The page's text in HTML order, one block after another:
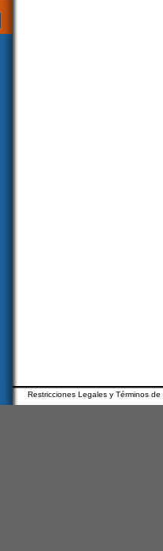
Restricciones Legales y Términos de